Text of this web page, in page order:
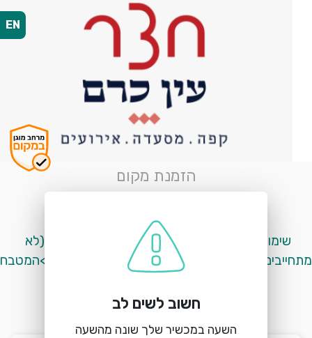
הזמנת מקום
EN
חשוב לשים לב
השעה במכשיר שלך שונה מהשעה